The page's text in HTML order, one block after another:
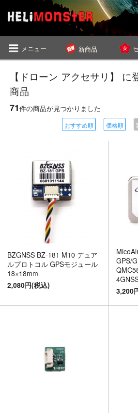
メニュー 新商品
【ドローン アクセサリ】 に
商品
71件の商品が見つかりました
おすすめ順 価格順
BZGNSS BZ-181 M10 デュア
ルプロトコル GPSモジュール
18×18mm
2,080円(税込)
GPS/
3,200